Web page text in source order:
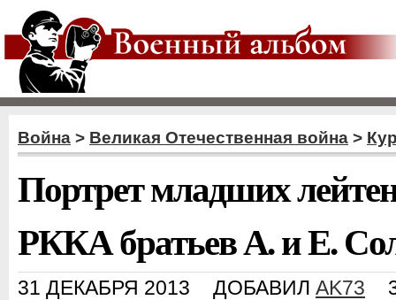
Война > Великая Отечественная война >
Портрет младших
РККА братьев А. и Е.
31 ДЕКАБРЯ 2013 ДОБАВИЛ AK73